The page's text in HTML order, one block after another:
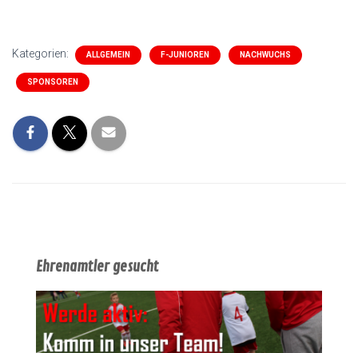
Kategorien: ALLGEMEIN F-JUNIOREN NACHWUCHS
SPONSOREN
Ehrenamtler gesucht